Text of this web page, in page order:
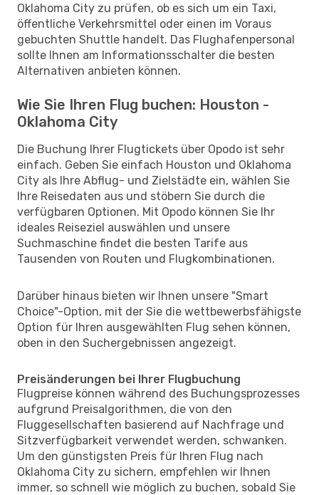
Oklahoma City zu prüfen, ob es sich um ein Taxi,
öffentliche Verkehrsmittel oder einen im Voraus
gebuchten Shuttle handelt. Das Flughafenpersonal
sollte Ihnen am Informationsschalter die besten
Alternativen anbieten können.
Wie Sie Ihren Flug buchen: Houston -
Oklahoma City
Die Buchung Ihrer Flugtickets über Opodo ist sehr
einfach. Geben Sie einfach Houston und Oklahoma
City als Ihre Abflug- und Zielstädte ein, wählen Sie
Ihre Reisedaten aus und stöbern Sie durch die
verfügbaren Optionen. Mit Opodo können Sie Ihr
ideales Reiseziel auswählen und unsere
Suchmaschine findet die besten Tarife aus
Tausenden von Routen und Flugkombinationen.
Darüber hinaus bieten wir Ihnen unsere "Smart
Choice"-Option, mit der Sie die wettbewerbsfähigste
Option für Ihren ausgewählten Flug sehen können,
oben in den Suchergebnissen angezeigt.
Preisänderungen bei Ihrer Flugbuchung
Flugpreise können während des Buchungsprozesses
aufgrund Preisalgorithmen, die von den
Fluggesellschaften basierend auf Nachfrage und
Sitzverfügbarkeit verwendet werden, schwanken.
Um den günstigsten Preis für Ihren Flug nach
Oklahoma City zu sichern, empfehlen wir Ihnen
immer, so schnell wie möglich zu buchen, sobald Sie